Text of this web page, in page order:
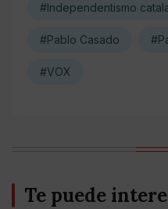
#Independentismo
#Pablo Casado
#VOX
Te puede